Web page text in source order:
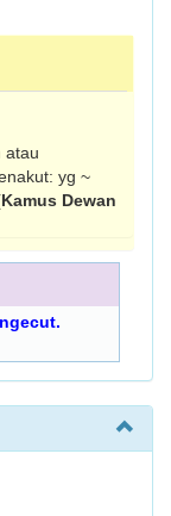
atau
yg ~
Dewan